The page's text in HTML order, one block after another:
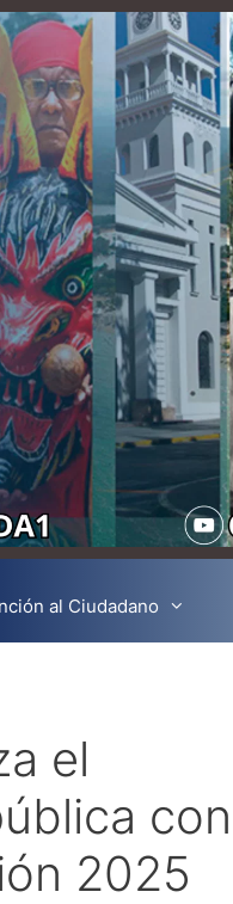
al Ciudadano
el
con
2025